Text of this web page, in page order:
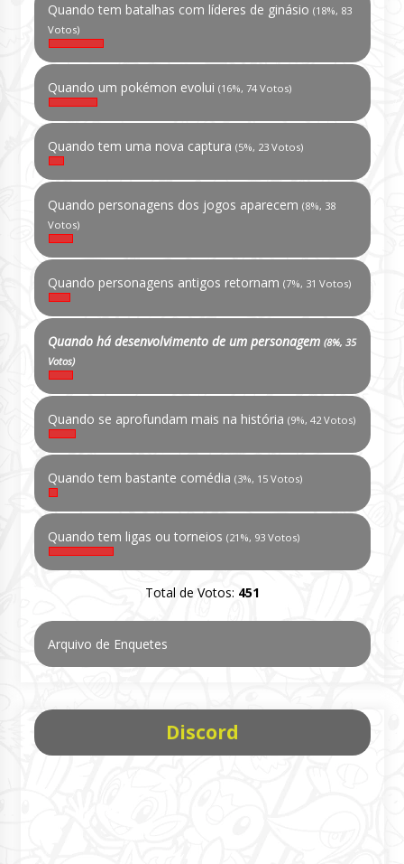
Quando tem batalhas com líderes de ginásio (18%, 83
Votos)
Quando um pokémon evolui (16%, 74 Votos)
Quando tem uma nova captura (5%, 23 Votos)
Quando personagens dos jogos aparecem (8%, 38
Votos)
Quando personagens antigos retornam (7%, 31 Votos)
Quando há desenvolvimento de um personagem (8%, 35
Votos)
Quando se aprofundam mais na história (9%, 42 Votos)
Quando tem bastante comédia (3%, 15 Votos)
Quando tem ligas ou torneios (21%, 93 Votos)
Total de Votos: 451
Arquivo de Enquetes
Discord